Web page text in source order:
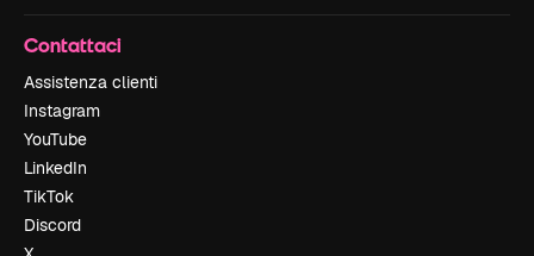
Contattaci
Assistenza clienti
Instagram
YouTube
LinkedIn
TikTok
Discord